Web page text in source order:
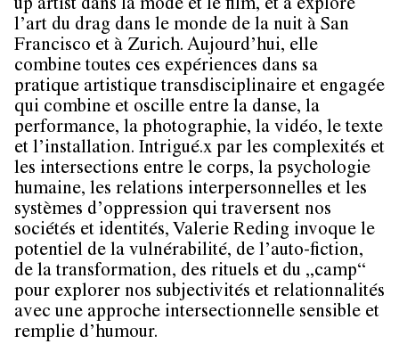
up artist dans la mode et le film, et a exploré
l’art du drag dans le monde de la nuit à San
Francisco et à Zurich. Aujourd’hui, elle
combine toutes ces expériences dans sa
pratique artistique transdisciplinaire et engagée
qui combine et oscille entre la danse, la
performance, la photographie, la vidéo, le texte
et l’installation. Intrigué.x par les complexités et
les intersections entre le corps, la psychologie
humaine, les relations interpersonnelles et les
systèmes d’oppression qui traversent nos
sociétés et identités, Valerie Reding invoque le
potentiel de la vulnérabilité, de l’auto-fiction,
de la transformation, des rituels et du „camp“
pour explorer nos subjectivités et relationnalités
avec une approche intersectionnelle sensible et
remplie d’humour.